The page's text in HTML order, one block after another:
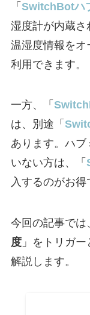
「 SwitchBotハ
湿度計が内蔵さ
温湿度情報をオ
利用できます。
一方、「
は、別途「
あります。ハ
いない方は、「
入するのがお得
今回の記事では
度」をトリガー
解説します。